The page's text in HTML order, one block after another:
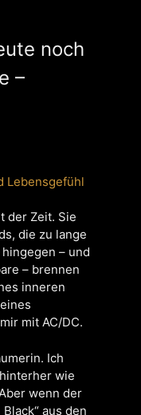
noch
–
Lebensgefühl
der Zeit. Sie
die zu lange
– und
– brennen
inneren
mit AC/DC.
Ich
wie
wenn der
aus den